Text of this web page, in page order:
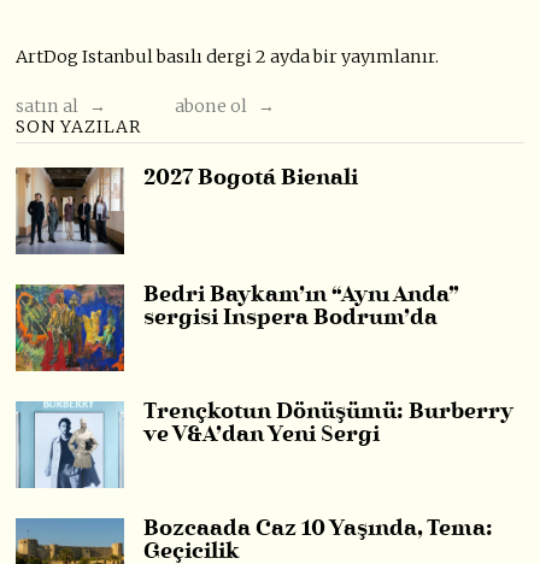
ArtDog Istanbul basılı dergi 2 ayda bir yayımlanır.
satın al →
abone ol →
SON YAZILAR
2027 Bogotá Bienali
Bedri Baykam’ın “Aynı Anda”
sergisi Inspera Bodrum’da
Trençkotun Dönüşümü: Burberry
ve V&A’dan Yeni Sergi
Bozcaada Caz 10 Yaşında, Tema:
Geçicilik